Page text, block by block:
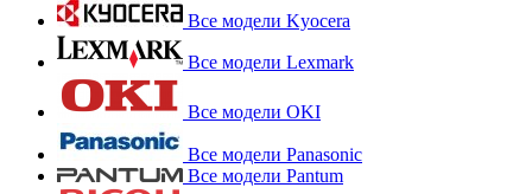
Все модели Kyocera
Все модели Lexmark
Все модели OKI
Все модели Panasonic
Все модели Pantum